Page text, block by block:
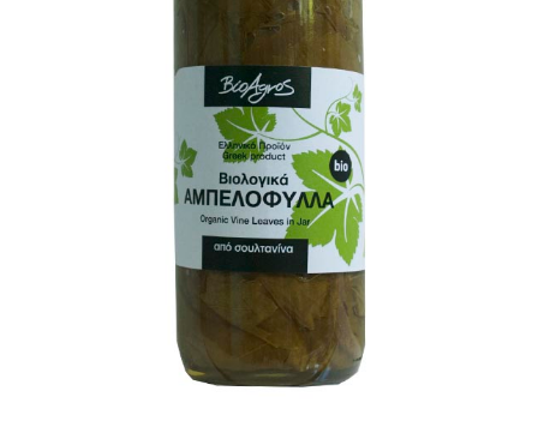
BĂUTURI / LAPTE VEGETAL
CREME ȘI PASTE TARTINABILE
PRODUSE ECO / ORGANICE